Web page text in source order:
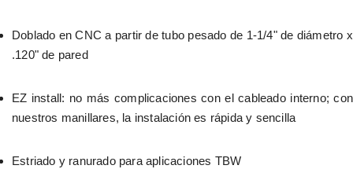
Doblado en CNC a partir de tubo pesado de 1-1/4" de diámetro x
.120" de pared
EZ install: no más complicaciones con el cableado interno; con
nuestros manillares, la instalación es rápida y sencilla
Estriado y ranurado para aplicaciones TBW